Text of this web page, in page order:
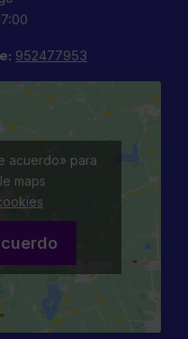
952477953
acuerdo» para
maps